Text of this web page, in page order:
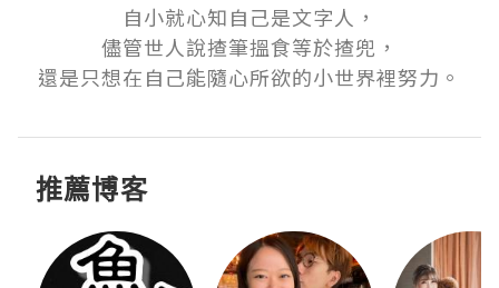
自小就心知自己是文字人，
儘管世人說揸筆搵食等於揸兜，
還是只想在自己能隨心所欲的小世界裡努力。
推薦博客